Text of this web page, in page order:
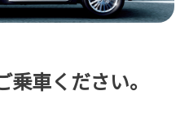
車ください。